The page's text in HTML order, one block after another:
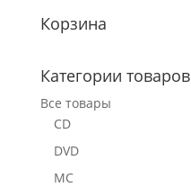
Корзина
Категории товаров
Все товары
CD
DVD
MC